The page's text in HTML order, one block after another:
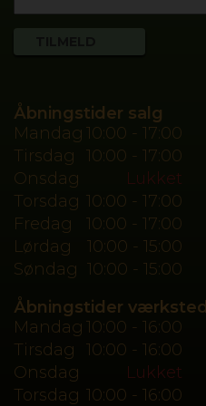
Åbningstider salg
Mandag 10:00 - 17:00
Tirsdag
10:00 - 17:00
Onsdag
Lukket
Torsdag 10:00 - 17:00
Fredag
10:00 - 17:00
Lørdag
10:00 - 15:00
Søndag 10:00 - 15:00
Åbningstider værksted
Mandag 10:00 - 16:00
Tirsdag
10:00 - 16:00
Onsdag
Lukket
Torsdag 10:00 - 16:00